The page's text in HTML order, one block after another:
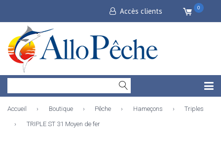
Accès clients 0
Accueil › Boutique › Pêche › Hameçons › Triples
› TRIPLE ST 31 Moyen de fer